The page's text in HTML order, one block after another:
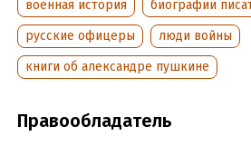
Дата написания:1 января 2017
Объем:1020982
Год издания:2025
Время на чтение:15ч.
военная история
биографии
русские офицеры
люди войны
книги об александре пушкине
Правообладатель